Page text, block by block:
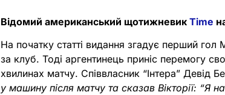
Відомий американський щотижневикTime
На початку статті видання згадує перший гол
за клуб. Тоді аргентинець приніс перемогу
хвилинах матчу. Співвласник “Інтера” Девід
у машину після матчу та сказав Вікторії: “Я